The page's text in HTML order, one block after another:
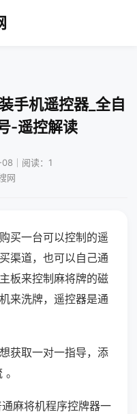
手机遥控器_全自
-遥控解读
｜阅读：1
网
买一台可以控制的遥
渠道，也可以自己通
板来控制麻将牌的磁
来洗牌，遥控器是通
获取一对一指导，添
麻将机程序控牌器一